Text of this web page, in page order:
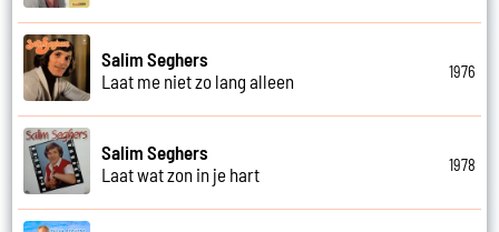
Salim Seghers
Laat me niet zo lang alleen
1976
Salim Seghers
Laat wat zon in je hart
1978